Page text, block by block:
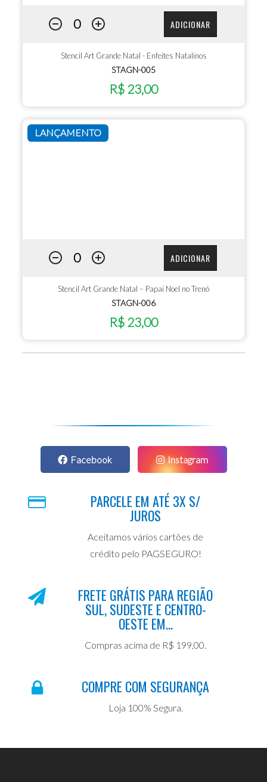
ADICIONAR
Stencil Art Grande Natal - Enfeites Natalinos
STAGN-005
R$ 23,00
LANÇAMENTO
ADICIONAR
Stencil Art Grande Natal – Papai Noel no Trenó
STAGN-006
R$ 23,00
Facebook Instagram
PARCELE EM ATÉ 3X S/
JUROS
Aceitamos vários cartões de
crédito pelo PAGSEGURO!
FRETE GRÁTIS PARA REGIÃO
SUL, SUDESTE E CENTRO-
OESTE EM...
Compras acima de R$ 199,00.
COMPRE COM SEGURANÇA
Loja 100% Segura.